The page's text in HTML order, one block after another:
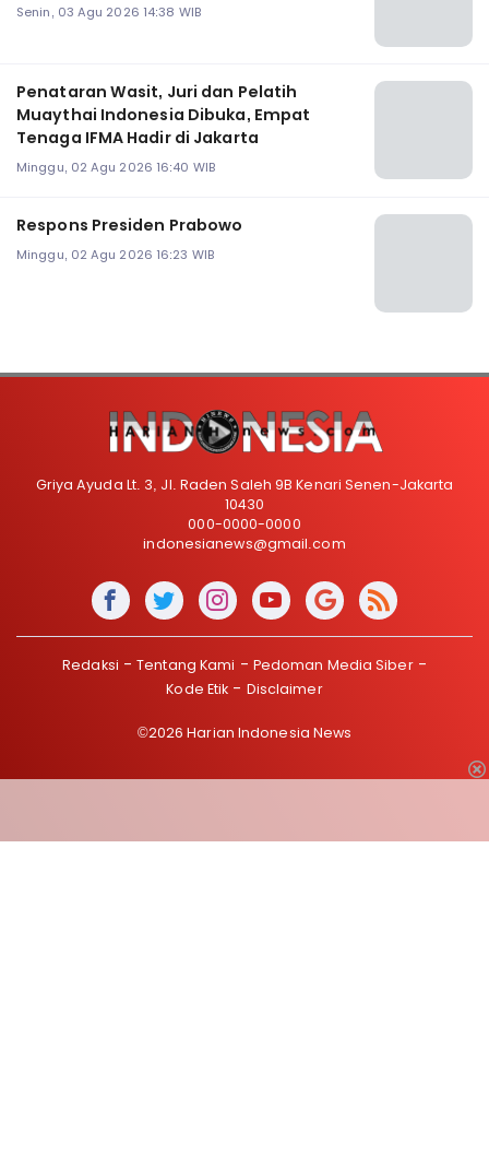
Senin, 03 Agu 2026 14:38 WIB
Penataran Wasit, Juri dan Pelatih
Muaythai Indonesia Dibuka, Empat
Tenaga IFMA Hadir di Jakarta
Minggu, 02 Agu 2026 16:40 WIB
Respons Presiden Prabowo
Minggu, 02 Agu 2026 16:23 WIB
Griya Ayuda Lt. 3, Jl. Raden Saleh 9B Kenari Senen-Jakarta
10430
000-0000-0000
indonesianews@gmail.com
Redaksi Tentang Kami
Pedoman Media Siber
Kode Etik
Disclaimer
©2026 Harian Indonesia News